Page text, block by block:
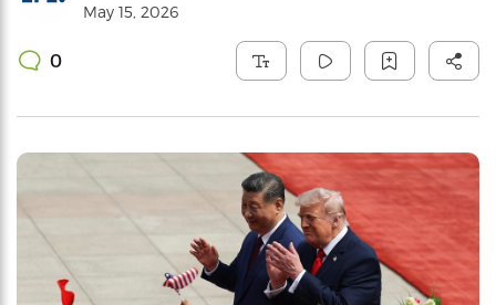
May 15, 2026
0